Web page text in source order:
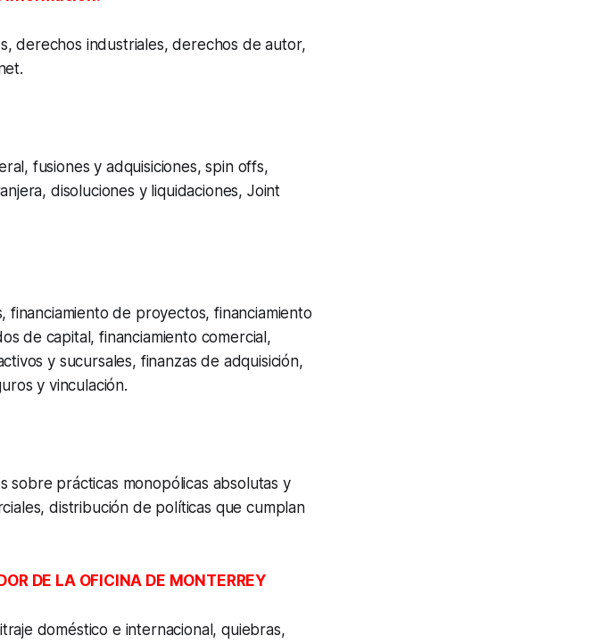
derechos industriales, derechos de autor,
fusiones y adquisiciones,spin offs,
disoluciones y liquidaciones, Joint
de proyectos, financiamiento
de capital, financiamiento comercial,
y sucursales, finanzas de adquisición,
y vinculación.
sobre prácticas monopólicas absolutas y
distribución de políticas que cumplan
DE LA OFICINA DE MONTERREY
doméstico e internacional, quiebras,